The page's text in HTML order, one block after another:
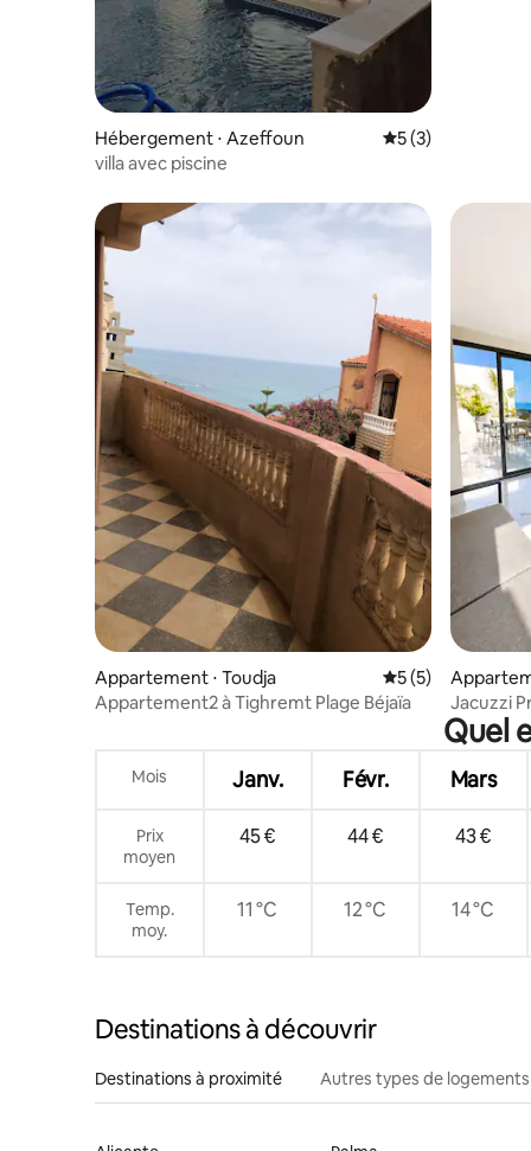
Hébergement ⋅ Azeffoun Évaluation
5 (3)
villa avec piscine
Appartement ⋅ Toudja Évaluation
5 (5)
Appartement2 à Tighremt Plage Béjaïa
Jacuzzi
Quel
Mois Janv. Févr. Mars
Prix
moyen
45 € 44 € 43 €
Temp.
moy.
11 °C 12 °C 14 °C
Destinations à découvrir
Destinations à proximité Autres types de logements